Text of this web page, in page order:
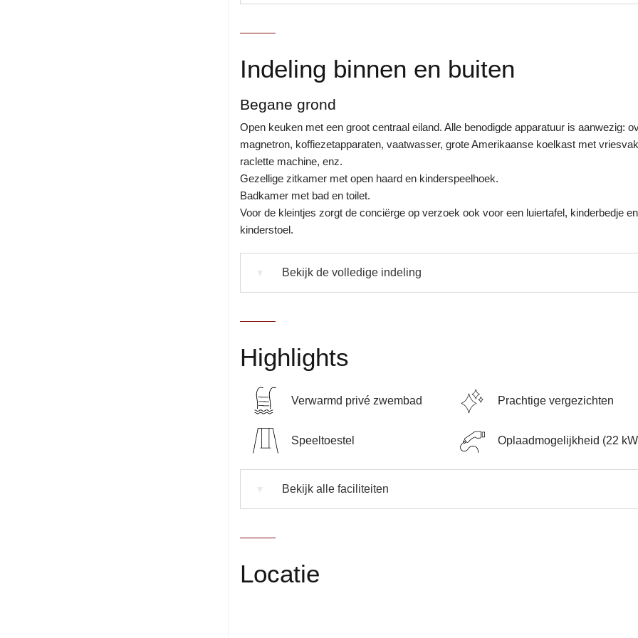
Indeling binnen en buiten
Begane grond
Open keuken met een groot centraal eiland. Alle benodigde apparatuur is aanwezig:
magnetron, koffiezetapparaten, vaatwasser, grote Amerikaanse koelkast met
raclette machine, enz.
Gezellige zitkamer met open haard en kinderspeelhoek.
Badkamer met bad en toilet.
Voor de kleintjes zorgt de conciërge op verzoek ook voor een luiertafel, kinderbedje en
kinderstoel.
Bekijk de volledige indeling
Highlights
Verwarmd privé zwembad Prachtige vergezichten
Speeltoestel Oplaadmogelijkheid (22
Bekijk alle faciliteiten
Locatie